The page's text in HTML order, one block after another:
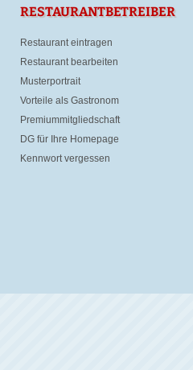
RESTAURANTBETREIBER
Restaurant eintragen
Restaurant bearbeiten
Musterportrait
Vorteile als Gastronom
Premiummitgliedschaft
DG für Ihre Homepage
Kennwort vergessen